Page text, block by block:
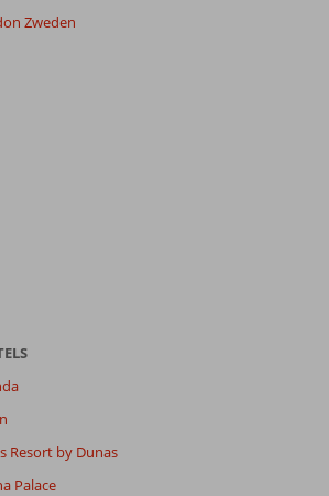
Zweden
Resort by Dunas
Palace